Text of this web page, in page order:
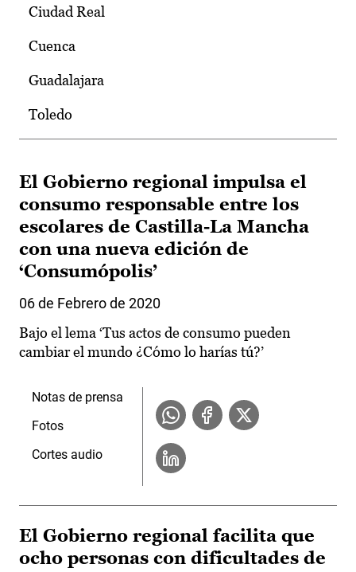
Ciudad Real
Cuenca
Guadalajara
Toledo
El Gobierno regional impulsa el
consumo responsable entre los
escolares de Castilla-La Mancha
con una nueva edición de
‘Consumópolis’
06 de Febrero de 2020
Bajo el lema ‘Tus actos de consumo pueden
cambiar el mundo ¿Cómo lo harías tú?’
Notas de prensa
Fotos
Cortes audio
El Gobierno regional facilita que
ocho personas con dificultades de